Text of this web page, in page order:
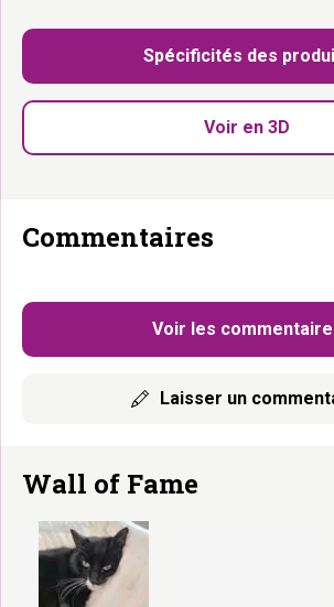
Jusqu’à 15 kg :
Compatible Ø 9 et 12 cm.
Carré mais confortable. Elle a choisi.
Spécificités des
Voir en 3D
Commentaires
Voir les
Laisser un
Wall of Fame